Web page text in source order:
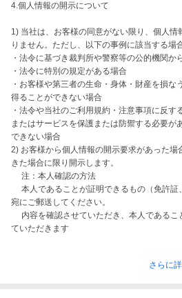
4.個人情報の開示について
1) 当社は、お客様の同意がない限り、個人情
りません。ただし、以下の事例に該当する場
・法令に基づき裁判所や警察等の公的機関か
・法令に特別の規定がある場合
・お客様や第三者の生命・身体・財産を損な
得ることができない場合
・法令や当社のご利用規約・注意事項に反
またはサービスを保護または防禦する必要が
できない場合
2) お客様から個人情報の開示要求があった
きた場合に限り開示します。
注：本人確認の方法
本人であることが証明できるもの（免許証
宛にご郵送してください。
内容を確認させていただき、本人であるこ
ていただきます
さらに